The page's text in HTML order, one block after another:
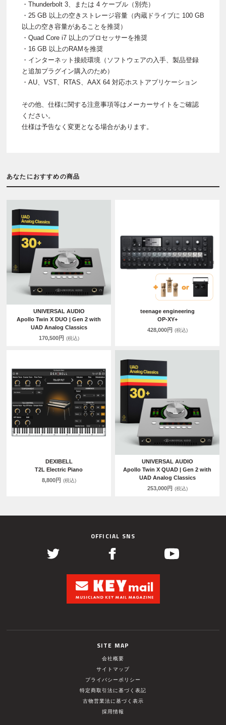
・Thunderbolt 3、または 4 ケーブル（別売）
・25 GB 以上の空きストレージ容量（内蔵ドライブに 100 GB
以上の空き容量があることを推奨）
・Quad Core i7 以上のプロセッサーを推奨
・16 GB 以上のRAMを推奨
・インターネット接続環境（ソフトウェアの入手、製品登録
と追加プラグイン購入のため）
・AU、VST、RTAS、AAX 64 対応ホストアプリケーション
その他、仕様に関する注意事項等はメーカーサイトをご確認
ください。
仕様は予告なく変更となる場合があります。
あなたにおすすめの商品
UNIVERSAL AUDIO
Apollo Twin X DUO | Gen 2 with
UAD Analog Classics
170,500円 (税込)
teenage engineering
OP-XY+
428,000円 (税込)
DEXIBELL
T2L Electric Piano
8,800円 (税込)
UNIVERSAL AUDIO
Apollo Twin X QUAD | Gen 2 with
UAD Analog Classics
253,000円 (税込)
OFFICIAL SNS
SITE MAP
会社概要
サイトマップ
プライバシーポリシー
特定商取引法に基づく表記
古物営業法に基づく表示
採用情報